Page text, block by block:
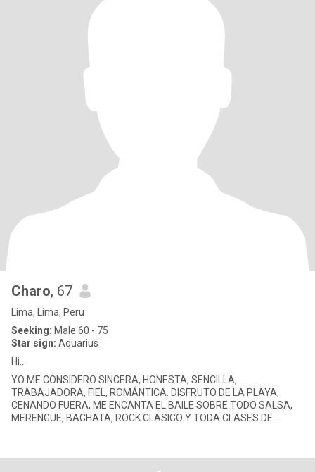
Charo, 67
Lima, Lima, Peru
Seeking: Male 60 - 75
Star sign: Aquarius
Hi..
YO ME CONSIDERO SINCERA, HONESTA, SENCILLA,
TRABAJADORA, FIEL, ROMÁNTICA. DISFRUTO DE LA PLAYA,
CENANDO FUERA, ME ENCANTA EL BAILE SOBRE TODO SALSA,
MERENGUE, BACHATA, ROCK CLASICO Y TODA CLASES DE